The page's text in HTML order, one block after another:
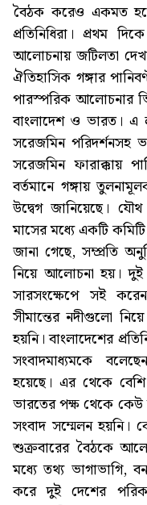
বৈঠক করেও একমত
প্রতিনিধিরা। প্রথম
আলোচনায় জটিলতা
ঐতিহাসিক গঙ্গার
পারস্পরিক আলোচনার
বাংলাদেশ ও ভারত। এ
সরেজমিন পরিদর্শনসহ
সরেজমিন ফারাক্কায়
বর্তমানে গঙ্গায়
উদ্বেগ জানিয়েছে।
মাসের মধ্যে একটি
জানা গেছে, সম্প্রতি
নিয়ে আলোচনা হয়। দুই
সারসংক্ষেপে সই
সীমান্তের নদীগুলো
হয়নি। বাংলাদেশের
সংবাদমাধ্যমকে
হয়েছে। এর থেকে
ভারতের পক্ষ থেকে
সংবাদ সম্মেলন
শুক্রবারের বৈঠকে
মধ্যে তথ্য ভাগাভাগি,
করে দুই দেশের